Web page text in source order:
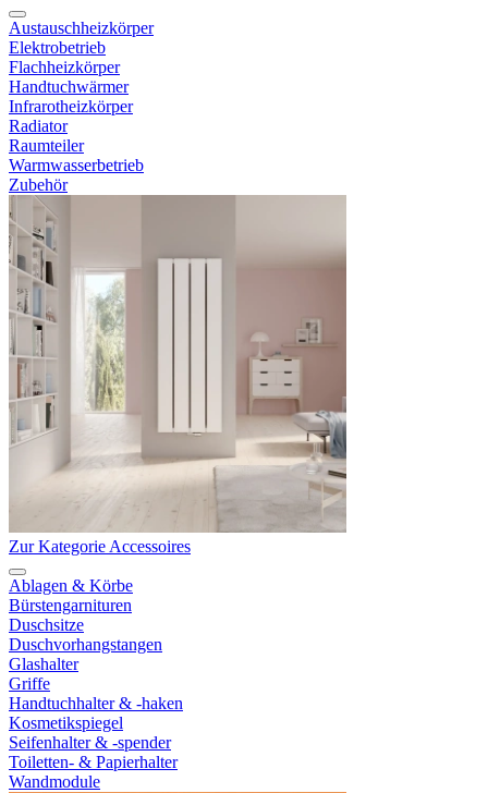
Austauschheizkörper
Elektrobetrieb
Flachheizkörper
Handtuchwärmer
Infrarotheizkörper
Radiator
Raumteiler
Warmwasserbetrieb
Zubehör
Zur Kategorie Accessoires
Ablagen & Körbe
Bürstengarnituren
Duschsitze
Duschvorhangstangen
Glashalter
Griffe
Handtuchhalter & -haken
Kosmetikspiegel
Seifenhalter & -spender
Toiletten- & Papierhalter
Wandmodule